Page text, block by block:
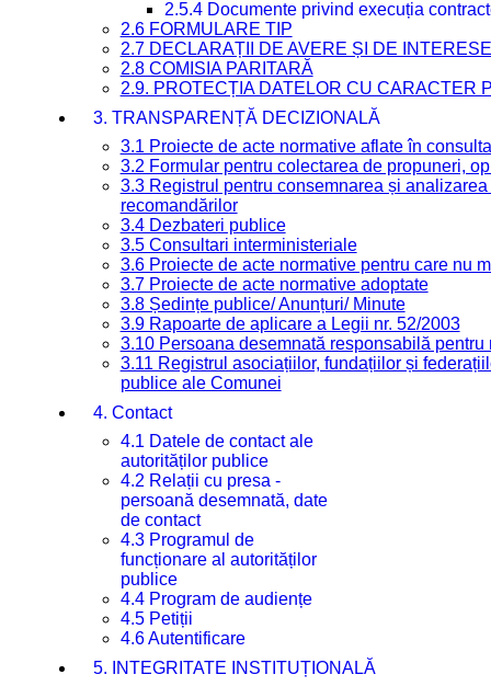
2.5.4 Documente privind execuția
2.6 FORMULARE TIP
2.7 DECLARAȚII DE AVERE ȘI DE INTERESE
2.8 COMISIA PARITARĂ
2.9. PROTECȚIA DATELOR CU CARACTER
3. TRANSPARENȚĂ DECIZIONALĂ
3.1 Proiecte de acte normative aflate în
3.2 Formular pentru colectarea de propuneri,
3.3 Registrul pentru consemnarea și
recomandărilor
3.4 Dezbateri publice
3.5 Consultari interministeriale
3.6 Proiecte de acte normative pentru care nu
3.7 Proiecte de acte normative adoptate
3.8 Ședințe publice/ Anunțuri/ Minute
3.9 Rapoarte de aplicare a Legii nr. 52/2003
3.10 Persoana desemnată responsabilă
3.11 Registrul asociațiilor, fundațiilor și
publice ale Comunei
4. Contact
4.1 Datele de contact ale
autorităților publice
4.2 Relații cu presa -
persoană desemnată, date
de contact
4.3 Programul de
funcționare al autorităților
publice
4.4 Program de audiențe
4.5 Petiții
4.6 Autentificare
5. INTEGRITATE INSTITUȚIONALĂ